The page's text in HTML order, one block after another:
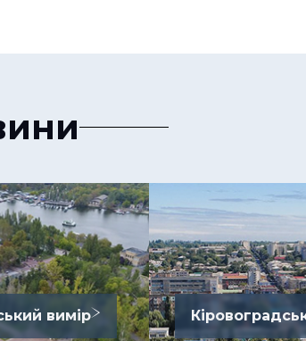
вимір